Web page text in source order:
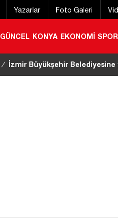
Yazarlar Foto Galeri
GÜNCEL KONYA EKONOMİ SPOR
/ İzmir Büyükşehir